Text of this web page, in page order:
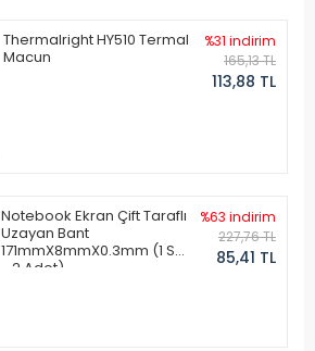
Thermalright HY510 Termal
Macun
%31 indirim
165,13 TL
113,88 TL
Notebook Ekran Çift Taraflı
Uzayan Bant
171mmX8mmX0.3mm (1 Set
- 2 Adet)
%63 indirim
227,76 TL
85,41 TL